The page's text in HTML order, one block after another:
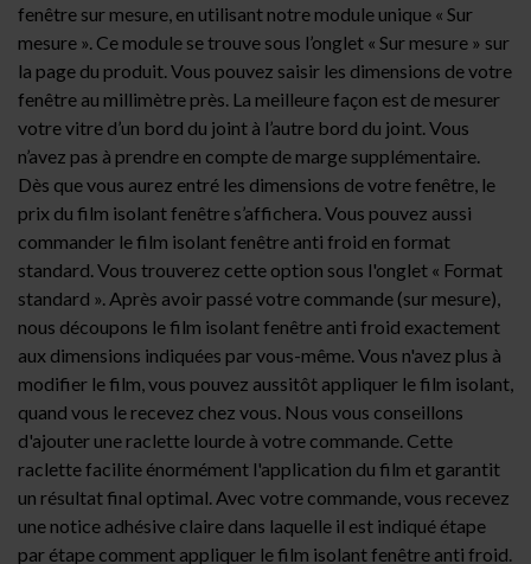
fenêtre sur mesure, en utilisant notre module unique « Sur
mesure ». Ce module se trouve sous l’onglet « Sur mesure » sur
la page du produit. Vous pouvez saisir les dimensions de votre
fenêtre au millimètre près. La meilleure façon est de mesurer
votre vitre d’un bord du joint à l’autre bord du joint. Vous
n’avez pas à prendre en compte de marge supplémentaire.
Dès que vous aurez entré les dimensions de votre fenêtre, le
prix du film isolant fenêtre s’affichera. Vous pouvez aussi
commander le film isolant fenêtre anti froid en format
standard. Vous trouverez cette option sous l'onglet « Format
standard ». Après avoir passé votre commande (sur mesure),
nous découpons le film isolant fenêtre anti froid exactement
aux dimensions indiquées par vous-même. Vous n'avez plus à
modifier le film, vous pouvez aussitôt appliquer le film isolant,
quand vous le recevez chez vous. Nous vous conseillons
d'ajouter une raclette lourde à votre commande. Cette
raclette facilite énormément l'application du film et garantit
un résultat final optimal. Avec votre commande, vous recevez
une notice adhésive claire dans laquelle il est indiqué étape
par étape comment appliquer le film isolant fenêtre anti froid.